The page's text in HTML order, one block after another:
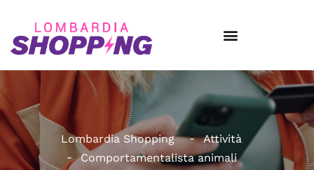
Lombardia Shopping
Attività
Comportamentalista animali